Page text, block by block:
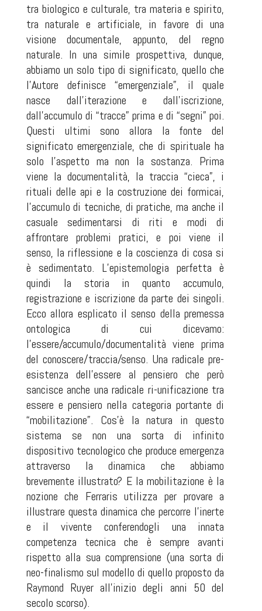
tra biologico e culturale, tra materia e spirito,
tra naturale e artificiale, in favore di una
visione documentale, appunto, del regno
naturale. In una simile prospettiva, dunque,
abbiamo un solo tipo di significato, quello che
l’Autore definisce “emergenziale”, il quale
nasce dall’iterazione e dall’iscrizione,
dall’accumulo di “tracce” prima e di “segni” poi.
Questi ultimi sono allora la fonte del
significato emergenziale, che di spirituale ha
solo l’aspetto ma non la sostanza. Prima
viene la documentalità, la traccia “cieca”, i
rituali delle api e la costruzione dei formicai,
l’accumulo di tecniche, di pratiche, ma anche il
casuale sedimentarsi di riti e modi di
affrontare problemi pratici, e poi viene il
senso, la riflessione e la coscienza di cosa si
è sedimentato. L’epistemologia perfetta è
quindi la storia in quanto accumulo,
registrazione e iscrizione da parte dei singoli.
Ecco allora esplicato il senso della premessa
ontologica di cui dicevamo:
l’essere/accumulo/documentalità viene prima
del conoscere/traccia/senso. Una radicale pre-
esistenza dell’essere al pensiero che però
sancisce anche una radicale ri-unificazione tra
essere e pensiero nella categoria portante di
“mobilitazione”. Cos’è la natura in questo
sistema se non una sorta di infinito
dispositivo tecnologico che produce emergenza
attraverso la dinamica che abbiamo
brevemente illustrato? E la mobilitazione è la
nozione che Ferraris utilizza per provare a
illustrare questa dinamica che percorre l’inerte
e il vivente conferendogli una innata
competenza tecnica che è sempre avanti
rispetto alla sua comprensione (una sorta di
neo-finalismo sul modello di quello proposto da
Raymond Ruyer all’inizio degli anni 50 del
secolo scorso).